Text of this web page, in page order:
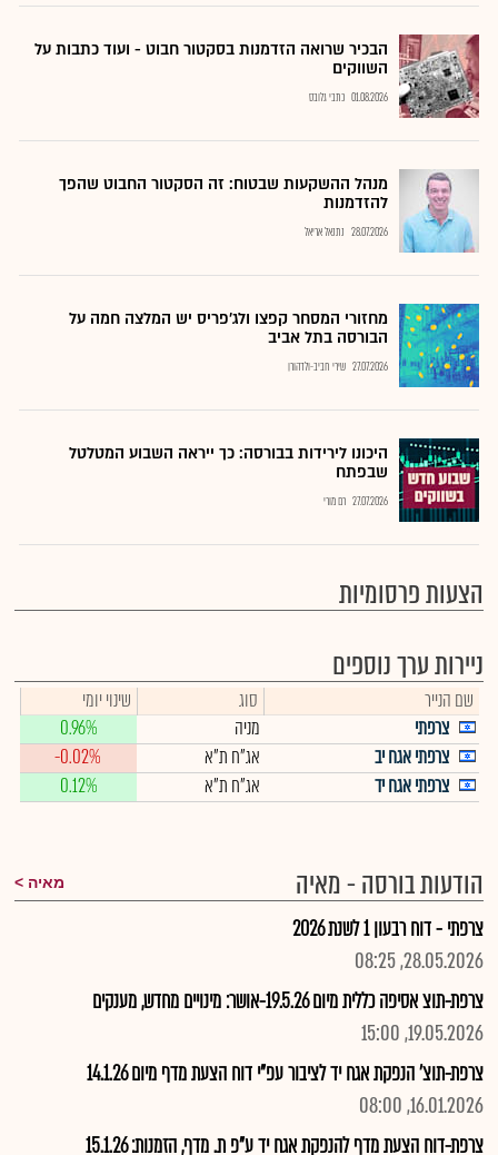
הבכיר שרואה הזדמנות בסקטור חבוט - ועוד כתבות על
השווקים
01.08.2026 כתבי גלובס
מנהל ההשקעות שבטוח: זה הסקטור החבוט שהפך
להזדמנות
28.07.2026 נתנאל אריאל
מחזורי המסחר קפצו ולג'פריס יש המלצה חמה על
הבורסה בתל אביב
27.07.2026 שירי חביב-ולדהורן
היכונו לירידות בבורסה: כך ייראה השבוע המטלטל
שבפתח
27.07.2026 רם מורי
הצעות פרסומיות
ניירות ערך נוספים
שם הנייר סוג
שינוי יומי
צרפתי
מניה
0.96%
צרפתי אגח יב
אג"ח ת"א
-0.02%
צרפתי אגח יד
אג"ח ת"א 0.12%
הודעות בורסה - מאיה מאיה
צרפתי - דוח רבעון 1 לשנת 2026
28.05.2026, 08:25
צרפת-תוצ אסיפה כללית מיום 19.5.26-אושר: מינויים מחדש, מענקים
19.05.2026, 15:00
צרפת-תוצ' הנפקת אגח יד לציבור עפ"י דוח הצעת מדף מיום 14.1.26
16.01.2026, 08:00
צרפת-דוח הצעת מדף להנפקת אגח יד ע"פ ת. מדף, הזמנות: 15.1.26